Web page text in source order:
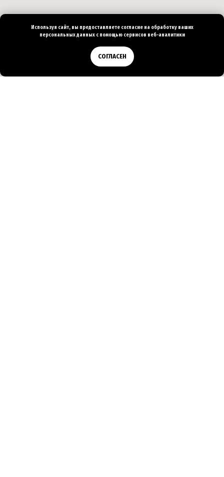
Используя сайт, вы предоставляете согласие на обработку ваших
персональныхданных с помощью сервисов веб-аналитики
СОГЛАСЕН
Позвонить